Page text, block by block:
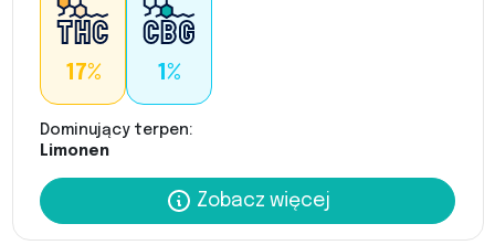
17% 1%
Dominujący terpen:
Limonen
Zobacz więcej